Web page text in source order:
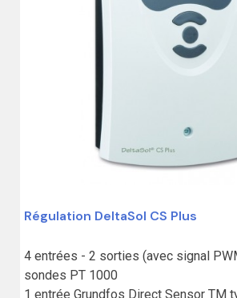
Régulation DeltaSol CS Plus
4 entrées - 2 sorties (avec signal
sondes PT 1000
1 entrée Grundfos Direct Sensor TM